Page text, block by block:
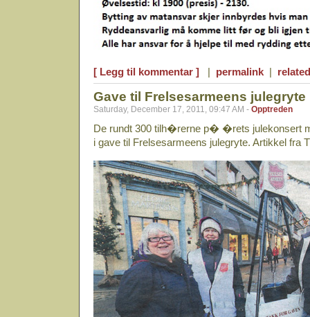
[ Legg til kommentar ] | permalink |
Gave til Frelsesarmeens julegryte
Saturday, December 17, 2011, 09:47 AM - Opptreden
De rundt 300 tilh�rerne p� �rets julekonsert
i gave til Frelsesarmeens julegryte. Artikkel fra